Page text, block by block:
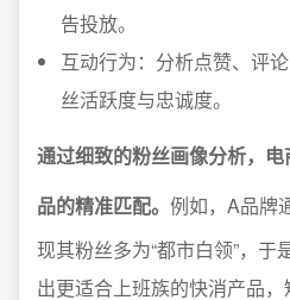
告投放。
互动行为：分析点赞、评
丝活跃度与忠诚度。
通过细致的粉丝画像分析，
品的精准匹配。 例如，A品牌
现其粉丝多为“都市白领”，于
出更适合上班族的快消产品